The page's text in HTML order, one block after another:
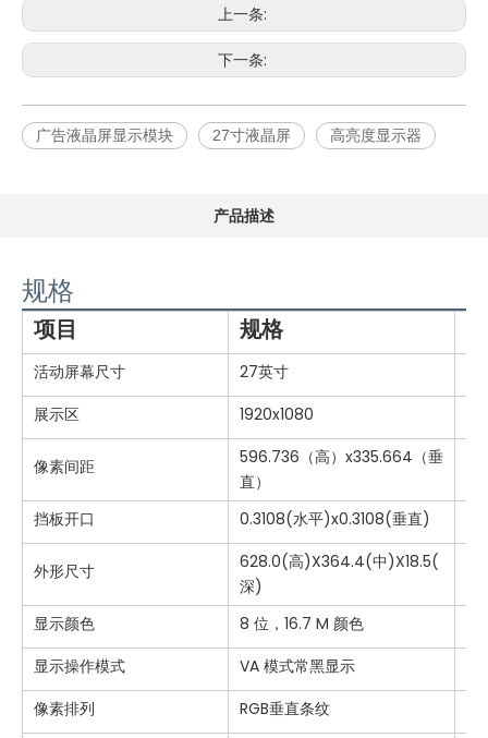
上一条:
下一条:
广告液晶屏显示模块 27寸液晶屏 高亮度显示器
产品描述
规格
项目
规格
活动屏幕尺寸 27英寸
展示区
1920x1080
像素间距
596.736（高）x335.664（垂
直）
挡板开口 0.3108(水平)x0.3108(垂直)
外形尺寸
628.0(高)X364.4(中)X18.5(
深)
显示颜色 8 位，16.7 M 颜色
显示操作模式
VA 模式常黑显示
像素排列
RGB垂直条纹